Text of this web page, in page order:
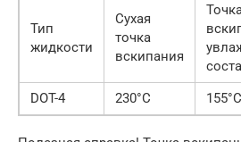
Тип
жидкости
Сухая
точка
вскипания
Точка
DOT-4 230°C 155°C